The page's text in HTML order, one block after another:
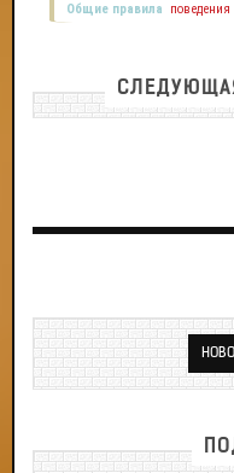
Общие правила